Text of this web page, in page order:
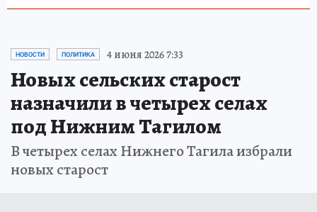
НОВОСТИ ПОЛИТИКА 4 июня 2026 7:33
Новых сельских старост
назначили в четырех селах
под Нижним Тагилом
В четырех селах Нижнего Тагила избрали
новых старост